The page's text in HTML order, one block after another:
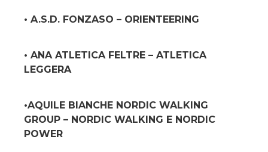
• A.S.D. FONZASO – ORIENTEERING
• ANA ATLETICA FELTRE – ATLETICA
LEGGERA
•AQUILE BIANCHE NORDIC WALKING
GROUP – NORDIC WALKING E NORDIC
POWER